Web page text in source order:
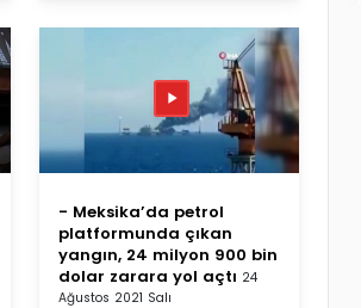
- Meksika’da petrol
platformunda çıkan
yangın, 24 milyon 900 bin
dolar zarara yol açtı 24
Ağustos 2021 Salı